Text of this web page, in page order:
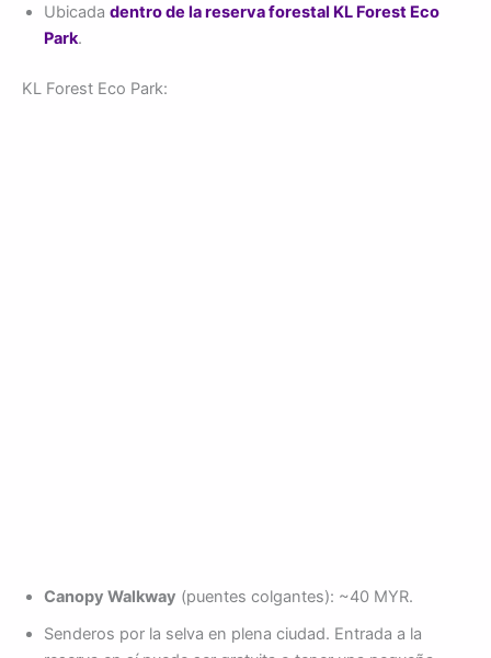
Ubicada dentro de la reserva forestal KL Forest Eco
Park.
KL Forest Eco Park:
Canopy Walkway (puentes colgantes): ~40 MYR.
Senderos por la selva en plena ciudad. Entrada a la